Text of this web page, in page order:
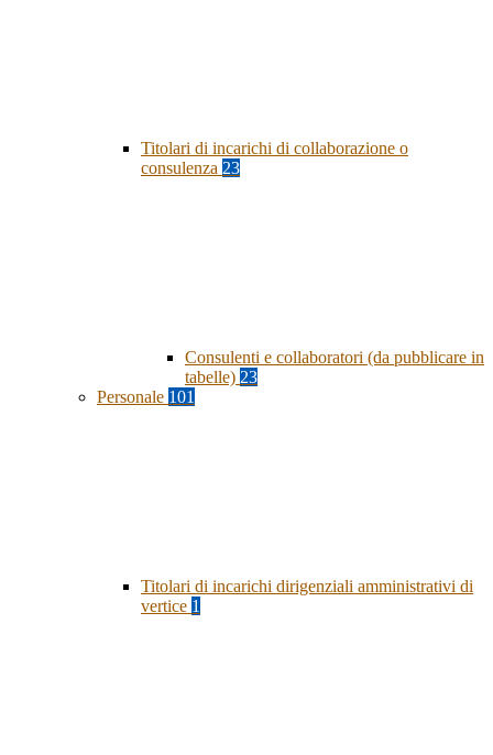
Titolari di incarichi di collaborazione o
consulenza 23
Consulenti e collaboratori (da pubblicare in
tabelle) 23
Personale 101
Titolari di incarichi dirigenziali amministrativi di
vertice 1